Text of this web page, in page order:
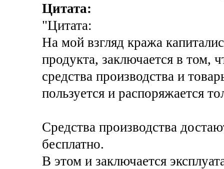
Цитата:
"Цитата:
На мой взгляд кража
продукта, заключается в том,
средства производства и
пользуется и распоряжается
Средства производства
бесплатно.
В этом и заключается